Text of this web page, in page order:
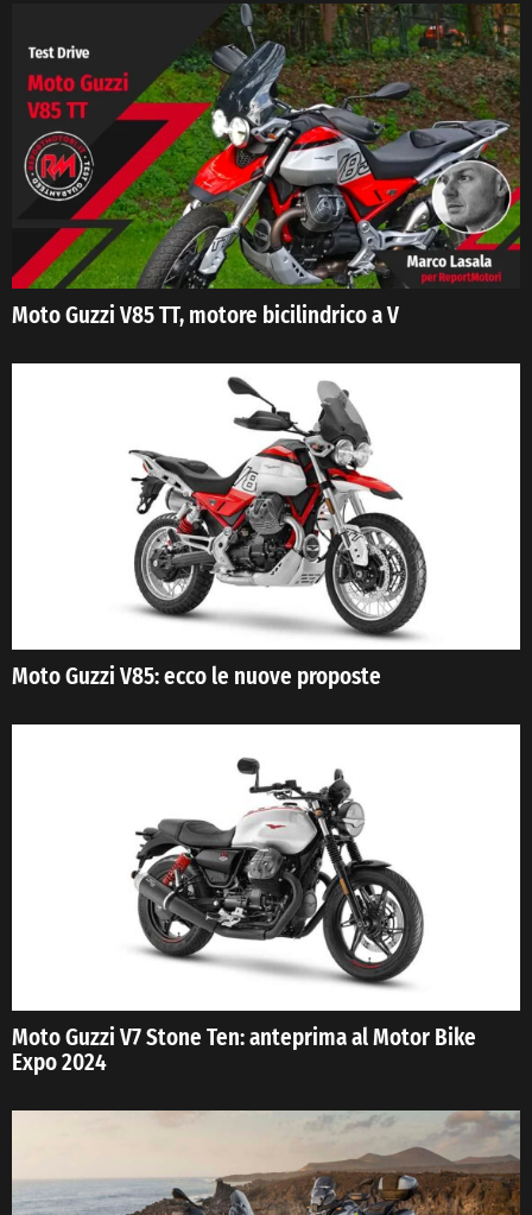
Moto Guzzi V85 TT, motore bicilindrico a V
Moto Guzzi V85: ecco le nuove proposte
Moto Guzzi V7 Stone Ten: anteprima al Motor Bike
Expo 2024